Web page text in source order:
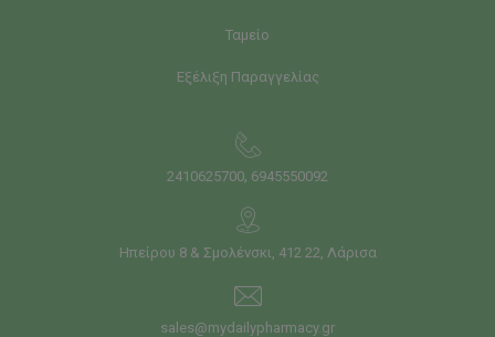
Ταμείο
Εξέλιξη Παραγγελίας
2410625700, 6945550092
Ηπείρου 8 & Σμολένσκι, 412 22, Λάρισα
sales@mydailypharmacy.gr